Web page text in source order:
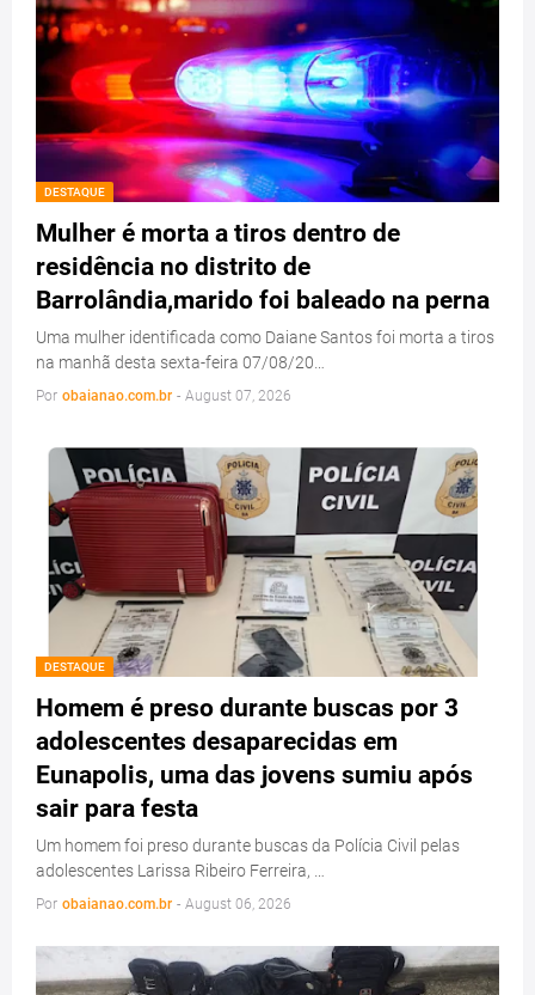
DESTAQUE
Mulher é morta a tiros dentro de
residência no distrito de
Barrolândia,marido foi baleado na perna
Uma mulher identificada como Daiane Santos foi morta a tiros
na manhã desta sexta-feira 07/08/20…
Por obaianao.com.br - August 07, 2026
DESTAQUE
Homem é preso durante buscas por 3
adolescentes desaparecidas em
Eunapolis, uma das jovens sumiu após
sair para festa
Um homem foi preso durante buscas da Polícia Civil pelas
adolescentes Larissa Ribeiro Ferreira, …
Por obaianao.com.br - August 06, 2026